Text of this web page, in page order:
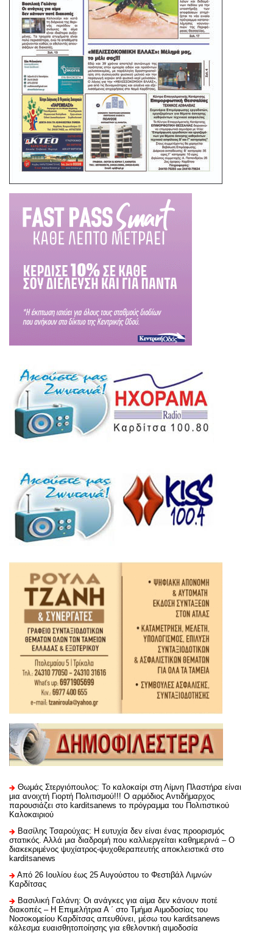
Θωμάς Στεργιόπουλος: Το καλοκαίρι στη Λίμνη Πλαστήρα είναι
μια ανοιχτή Γιορτή Πολιτισμού!!! Ο αρμόδιος Αντιδήμαρχος
παρουσιάζει στο karditsanews το πρόγραμμα του Πολιτιστικού
Καλοκαιριού
Βασίλης Τσαρούχας: Η ευτυχία δεν είναι ένας προορισμός
στατικός. Αλλά μια διαδρομή που καλλιεργείται καθημερινά – Ο
διακεκριμένος ψυχίατρος-ψυχοθεραπευτής αποκλειστικά στο
karditsanews
Από 26 Ιουλίου έως 25 Αυγούστου το Φεστιβάλ Λιμνών
Καρδίτσας
Βασιλική Γαλάνη: Οι ανάγκες για αίμα δεν κάνουν ποτέ
διακοπές – Η Επιμελήτρια Α ΄ στο Τμήμα Αιμοδοσίας του
Νοσοκομείου Καρδίτσας απευθύνει, μέσω του karditsanews
κάλεσμα ευαισθητοποίησης για εθελοντική αιμοδοσία